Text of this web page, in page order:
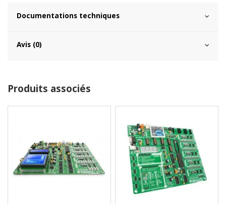
Documentations techniques
Avis (0)
Produits associés